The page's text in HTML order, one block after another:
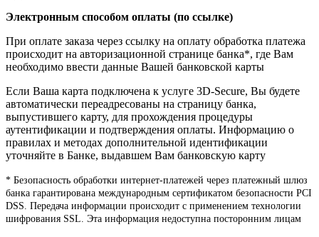
Электронным способом оплаты (по ссылке)
При оплате заказа через ссылку на оплату обработка платежа
происходит на авторизационной странице банка*, где Вам
необходимо ввести данные Вашей банковской карты
Если Ваша карта подключена к услуге 3D-Secure, Вы будете
автоматически переадресованы на страницу банка,
выпустившего карту, для прохождения процедуры
аутентификации и подтверждения оплаты. Информацию о
правилах и методах дополнительной идентификации
уточняйте в Банке, выдавшем Вам банковскую карту
* Безопасность обработки интернет-платежей через платежный шлюз
банка гарантирована международным сертификатом безопасности PCI
DSS. Передача информации происходит с применением технологии
шифрования SSL. Эта информация недоступна посторонним лицам